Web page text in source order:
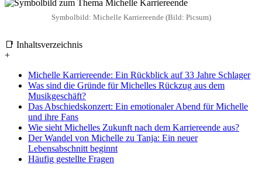
Symbolbild: Michelle Karriereende (Bild: Picsum)
📑 Inhaltsverzeichnis
+
Michelle Karriereende: Ein Rückblick auf 33 Jahre Schlager
Was sind die Gründe für Michelles Rückzug aus dem
Musikgeschäft?
Das Abschiedskonzert: Ein emotionaler Abend für Michelle
und ihre Fans
Wie sieht Michelles Zukunft nach dem Karriereende aus?
Der Wandel von Michelle zu Tanja: Ein neuer
Lebensabschnitt beginnt
Häufig gestellte Fragen